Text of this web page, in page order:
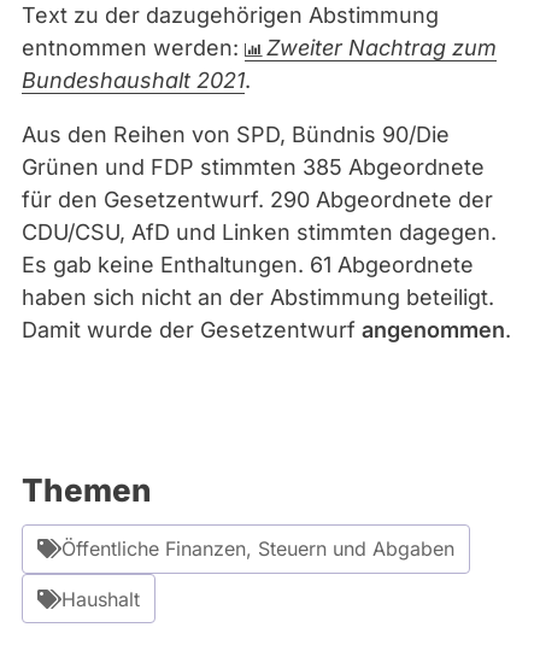
Text zu der dazugehörigen Abstimmung
entnommen werden:
Zweiter Nachtrag zum
Bundeshaushalt 2021.
Aus den Reihen von SPD, Bündnis 90/Die
Grünen und FDP stimmten 385 Abgeordnete
für den Gesetzentwurf. 290 Abgeordnete der
CDU/CSU, AfD und Linken stimmten dagegen.
Es gab keine Enthaltungen. 61 Abgeordnete
haben sich nicht an der Abstimmung beteiligt.
Damit wurde der Gesetzentwurf angenommen.
Themen
Öffentliche Finanzen, Steuern und Abgaben
Haushalt